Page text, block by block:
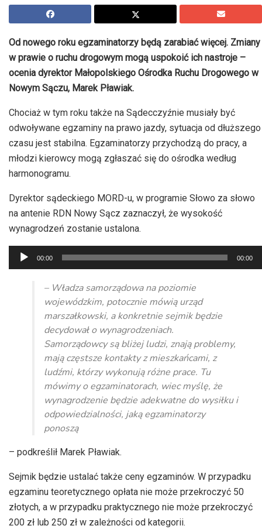
Od nowego roku egzaminatorzy będą zarabiać więcej. Zmiany
w prawie o ruchu drogowym mogą uspokoić ich nastroje –
ocenia dyrektor Małopolskiego Ośrodka Ruchu Drogowego w
Nowym Sączu, Marek Pławiak.
Chociaż w tym roku także na Sądecczyźnie musiały być
odwoływane egzaminy na prawo jazdy, sytuacja od dłuższego
czasu jest stabilna. Egzaminatorzy przychodzą do pracy, a
młodzi kierowcy mogą zgłaszać się do ośrodka według
harmonogramu.
Dyrektor sądeckiego MORD-u, w programie Słowo za słowo
na antenie RDN Nowy Sącz zaznaczył, że wysokość
wynagrodzeń zostanie ustalona.
Odtwarzacz
plików
dźwiękowych
00:00 00:00
– Władza samorządowa na poziomie
wojewódzkim, potocznie mówią urząd
marszałkowski, a konkretnie sejmik będzie
decydował o wynagrodzeniach.
Samorządowcy są bliżej ludzi, znają problemy,
mają częstsze kontakty z mieszkańcami, z
ludźmi, którzy wykonują różne prace. Tu
mówimy o egzaminatorach, wiec myślę, że
wynagrodzenie będzie adekwatne do wysiłku i
odpowiedzialności, jaką egzaminatorzy
ponoszą
– podkreślił Marek Pławiak.
Sejmik będzie ustalać także ceny egzaminów. W przypadku
egzaminu teoretycznego opłata nie może przekroczyć 50
złotych, a w przypadku praktycznego nie może przekroczyć
200 zł lub 250 zł w zależności od kategorii.